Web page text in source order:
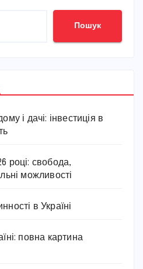
Пошук
і дачі: інвестиція в
році: свобода,
можливості
в Україні
повна картина